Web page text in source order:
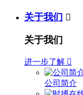
关于我们 
关于我们
进一步了解 
公司简介